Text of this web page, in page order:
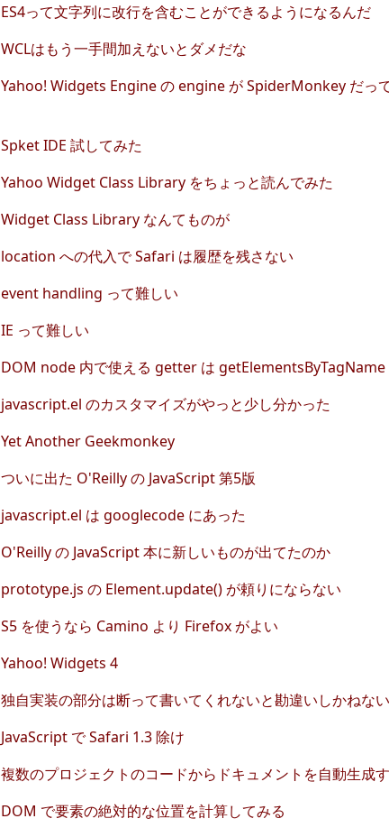
ES4って文字列に改行を含むことができるようになるんだ
WCLはもう一手間加えないとダメだな
Yahoo! Widgets Engine の engine が SpiderMonkey だっ
Spket IDE 試してみた
Yahoo Widget Class Library をちょっと読んでみた
Widget Class Library なんてものが
location への代入で Safari は履歴を残さない
event handling って難しい
IE って難しい
DOM node 内で使える getter は getElementsByTagName
javascript.el のカスタマイズがやっと少し分かった
Yet Another Geekmonkey
ついに出た O'Reilly の JavaScript 第5版
javascript.el は googlecode にあった
O'Reilly の JavaScript 本に新しいものが出てたのか
prototype.js の Element.update() が頼りにならない
S5 を使うなら Camino より Firefox がよい
Yahoo! Widgets 4
独自実装の部分は断って書いてくれないと勘違いしかねな
JavaScript で Safari 1.3 除け
複数のプロジェクトのコードからドキュメントを自動生成
DOM で要素の絶対的な位置を計算してみる